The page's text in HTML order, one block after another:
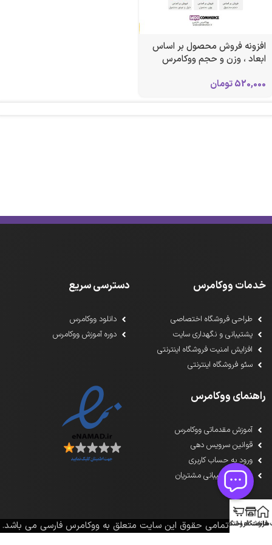
افزونه فروش محصول بر اساس
ابعاد ، وزن و حجم ووکامرس
520,000تومان
خدمات ووکامرس
طراحی فروشگاه اختصاصی
پشتیبانی و نگهداری سایت
افزایش امنیت فروشگاه اینترنتی
سئو فروشگاه اینترنتی
دسترسی سریع
دانلود ووکامرس
دوره آموزش ووکامرس
راهنمای ووکامرس
آموزش مقدماتی ووکامرس
قوانین سرویس دهی
ورود به حساب کاربری
سامانه پشتیبانی مشتریان
1391-1405تمامی حقوق این سایت متعلق به ووکامرس فارسی می باشد.
خانه اختصاصی
ساخت فروشگاه فوری